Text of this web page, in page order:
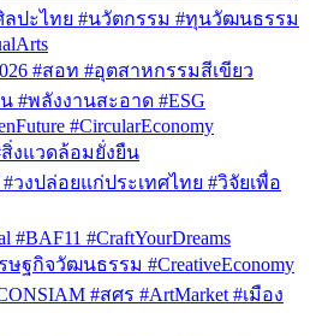
ลปะไทย #นวัตกรรม #ทุนวัฒนธรรม
#สอท #อุตสาหกรรมสีเขียว
#พลังงานสะอาด #ESG
#CircularEconomy
สิ่งแวดล้อมยั่งยืน
#วงปล่อยแก่ประเทศไทย #วิจัยเพื่อ
#BAF11 #CraftYourDreams
รษฐกิจวัฒนธรรม #CreativeEconomy
#สศร #ArtMarket #เมือง